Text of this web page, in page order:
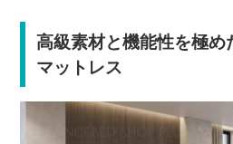
高級素材と機能性を極め
マットレス